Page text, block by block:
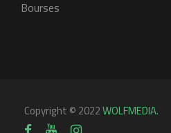
Bourses
Copyright © 2022WOLFMEDIA.